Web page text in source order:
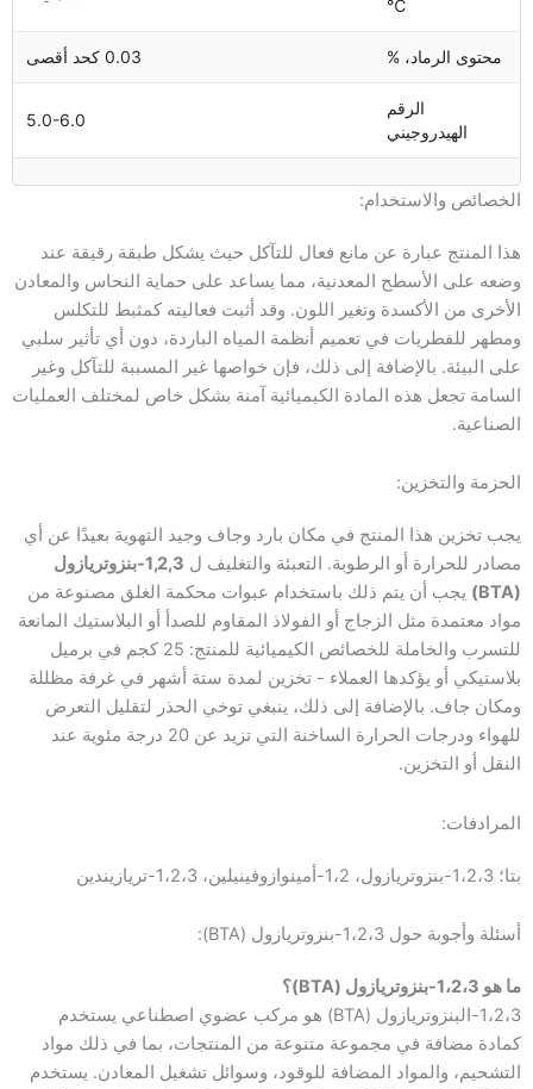
℃
محتوى الرماد، % 0.03 كحد أقصى
الرقم
الهيدروجيني
5.0-6.0
الخصائص والاستخدام:
هذا المنتج عبارة عن مانع فعال للتآكل حيث يشكل طبقة رقيقة عند
وضعه على الأسطح المعدنية، مما يساعد على حماية النحاس والمعادن
الأخرى من الأكسدة وتغير اللون. وقد أثبت فعاليته كمثبط للتكلس
ومطهر للفطريات في تعميم أنظمة المياه الباردة، دون أي تأثير سلبي
على البيئة. بالإضافة إلى ذلك، فإن خواصها غير المسببة للتآكل وغير
السامة تجعل هذه المادة الكيميائية آمنة بشكل خاص لمختلف العمليات
الصناعية.
الحزمة والتخزين:
يجب تخزين هذا المنتج في مكان بارد وجاف وجيد التهوية بعيدًا عن أي
مصادر للحرارة أو الرطوبة. التعبئة والتغليف ل
1,2,3-بنزوتريازول
(BTA)
يجب أن يتم ذلك باستخدام عبوات محكمة الغلق مصنوعة من
مواد معتمدة مثل الزجاج أو الفولاذ المقاوم للصدأ أو البلاستيك المانعة
للتسرب والخاملة للخصائص الكيميائية للمنتج: 25 كجم في برميل
بلاستيكي أو يؤكدها العملاء - تخزين لمدة ستة أشهر في غرفة مظللة
ومكان جاف. بالإضافة إلى ذلك، ينبغي توخي الحذر لتقليل التعرض
للهواء ودرجات الحرارة الساخنة التي تزيد عن 20 درجة مئوية عند
النقل أو التخزين.
المرادفات:
بتا؛ 1،2،3-بنزوتريازول، 1،2-أمينوازوفينيلين، 1،2،3-تريازيندين
أسئلة وأجوبة حول 1،2،3-بنزوتريازول (BTA):
ما هو 1،2،3-بنزوتريازول (BTA)؟
1،2،3-البنزوتريازول (BTA) هو مركب عضوي اصطناعي يستخدم
كمادة مضافة في مجموعة متنوعة من المنتجات، بما في ذلك مواد
التشحيم، والمواد المضافة للوقود، وسوائل تشغيل المعادن. يستخدم